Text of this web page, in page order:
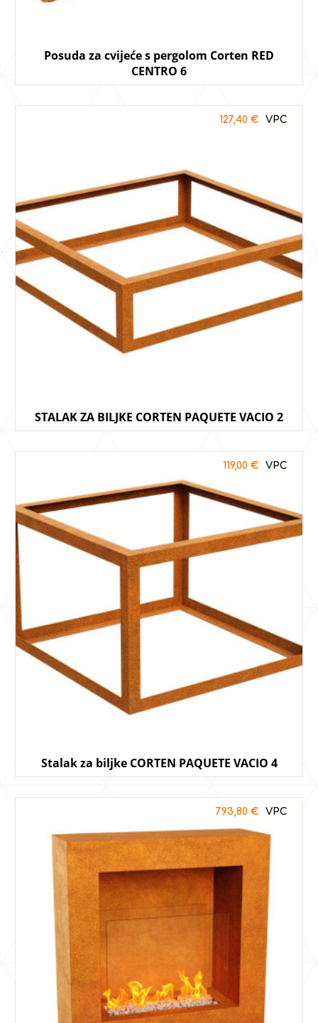
Posuda za cvijeće s pergolom Corten RED
CENTRO 6
STALAK ZA BILJKE CORTEN PAQUETE VACIO 2
127,40 €
Stalak za biljke CORTEN PAQUETE VACIO 4
119,00 €
793,80 €